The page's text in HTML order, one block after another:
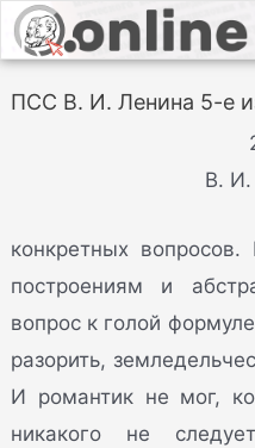
ПСС В. И. Ленина 5-е
В.
конкретных
построениям и
вопрос к голой
разорить,
И романтик не мог,
никакого не